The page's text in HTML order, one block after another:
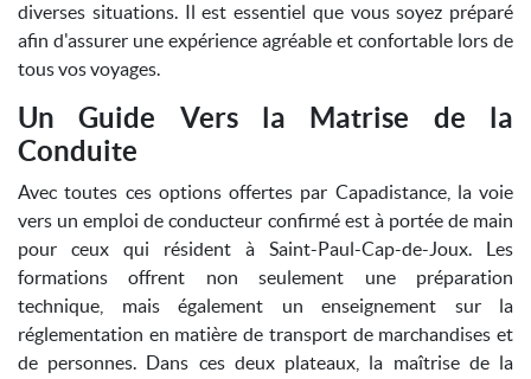
diverses situations. Il est essentiel que vous soyez préparé
afin d'assurer une expérience agréable et confortable lors de
tous vos voyages.
Un Guide Vers la Matrise de la
Conduite
Avec toutes ces options offertes par Capadistance, la voie
vers un emploi de conducteur confirmé est à portée de main
pour ceux qui résident à Saint-Paul-Cap-de-Joux. Les
formations offrent non seulement une préparation
technique, mais également un enseignement sur la
réglementation en matière de transport de marchandises et
de personnes. Dans ces deux plateaux, la maîtrise de la